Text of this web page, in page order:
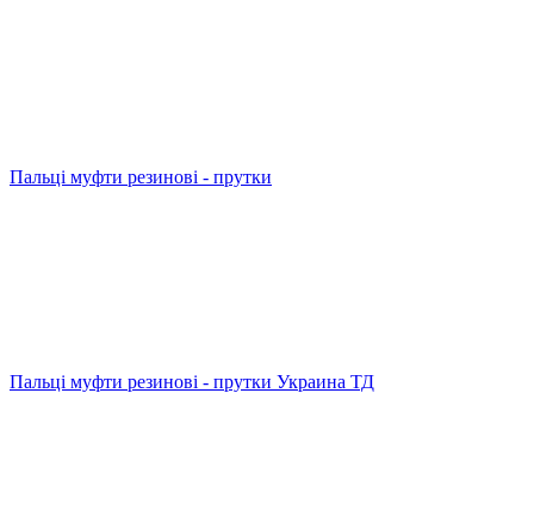
Пальці муфти резинові - прутки
Пальці муфти резинові - прутки Украина ТД